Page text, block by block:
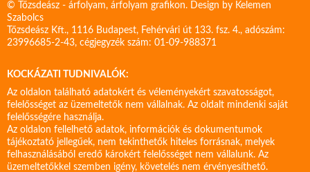
© Tőzsdeász - árfolyam, árfolyam grafikon. Design by Kelemen
Szabolcs
Tőzsdeász Kft., 1116 Budapest, Fehérvári út 133. fsz. 4., adószám:
23996685-2-43, cégjegyzék szám: 01-09-988371
KOCKÁZATI TUDNIVALÓK:
Az oldalon található adatokért és véleményekért szavatosságot,
felelősséget az üzemeltetők nem vállalnak. Az oldalt mindenki saját
felelősségére használja.
Az oldalon fellelhető adatok, információk és dokumentumok
tájékoztató jellegűek, nem tekinthetők hiteles forrásnak, melyek
felhasználásából eredő károkért felelősséget nem vállalunk. Az
üzemeltetőkkel szemben igény, követelés nem érvényesíthető.